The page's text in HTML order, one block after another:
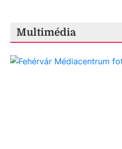
Multimédia